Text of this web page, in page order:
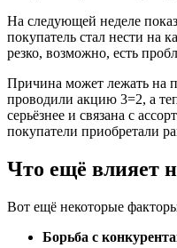
На следующей неделе
покупатель стал нести на
резко, возможно, есть
Причина может лежать на
проводили акцию 3=2, а
серьёзнее и связана с
покупатели приобретали
Что ещё влияет
Вот ещё некоторые
Борьба с